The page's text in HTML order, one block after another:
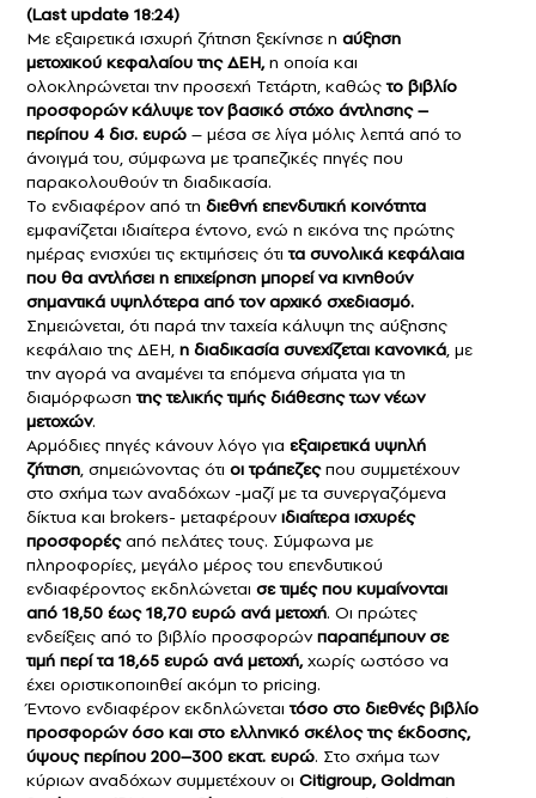
(Last update 18:24)
Με εξαιρετικά ισχυρή ζήτηση ξεκίνησε η αύξηση
μετοχικού κεφαλαίου της ΔΕΗ,η οποία και
ολοκληρώνεται την προσεχή Τετάρτη, καθώςτο βιβλίο
προσφορών κάλυψε τον βασικό στόχο άντλησης –
περίπου 4 δισ. ευρώ – μέσα σε λίγα μόλις λεπτά από το
άνοιγμά του, σύμφωνα με τραπεζικές πηγές που
παρακολουθούν τη διαδικασία.
Το ενδιαφέρον από τη διεθνή επενδυτική κοινότητα
εμφανίζεται ιδιαίτερα έντονο, ενώ η εικόνα της πρώτης
ημέρας ενισχύει τις εκτιμήσεις ότι τα συνολικά κεφάλαια
που θα αντλήσει η επιχείρηση μπορεί να κινηθούν
σημαντικά υψηλότερα από τον αρχικό σχεδιασμό.
Σημειώνεται, ότι παρά την ταχεία κάλυψη της αύξησης
κεφάλαιο της ΔΕΗ, η διαδικασία συνεχίζεται κανονικά, με
την αγορά να αναμένει τα επόμενα σήματα για τη
διαμόρφωση της τελικής τιμής διάθεσης των νέων
μετοχών.
Αρμόδιες πηγές κάνουν λόγο για εξαιρετικά υψηλή
ζήτηση, σημειώνοντας ότι οι τράπεζεςπου συμμετέχουν
στο σχήμα των αναδόχων -μαζί με τα συνεργαζόμενα
δίκτυα και brokers- μεταφέρουνιδιαίτερα ισχυρές
προσφορέςαπό πελάτες τους. Σύμφωνα με
πληροφορίες, μεγάλο μέρος του επενδυτικού
ενδιαφέροντος εκδηλώνεται σε τιμές που κυμαίνονται
από 18,50 έως 18,70 ευρώ ανά μετοχή. Οι πρώτες
ενδείξεις από το βιβλίο προσφορώνπαραπέμπουν σε
τιμή περί τα 18,65 ευρώ ανά μετοχή,χωρίς ωστόσο να
έχει οριστικοποιηθεί ακόμη το pricing.
Έντονο ενδιαφέρον εκδηλώνεται τόσο στο διεθνές βιβλίο
προσφορών όσο και στο ελληνικό σκέλος της έκδοσης,
ύψους περίπου 200–300 εκατ. ευρώ. Στο σχήμα των
κύριων αναδόχων συμμετέχουν οι Citigroup, Goldman